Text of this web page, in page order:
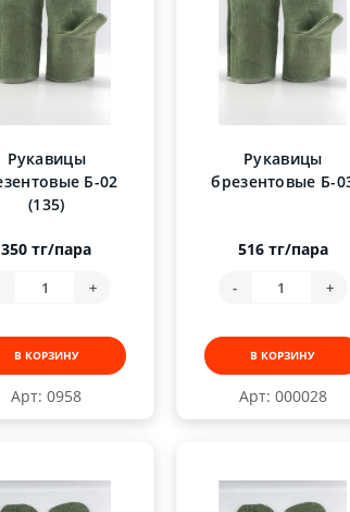
Арт: 0958
Рукавицы
Б-02
(135)
350 тг/пара
+
В КОРЗИНУ
Арт: 000028
Рукавицы
брезентовые Б-
516 тг/пара
- +
В КОРЗИНУ